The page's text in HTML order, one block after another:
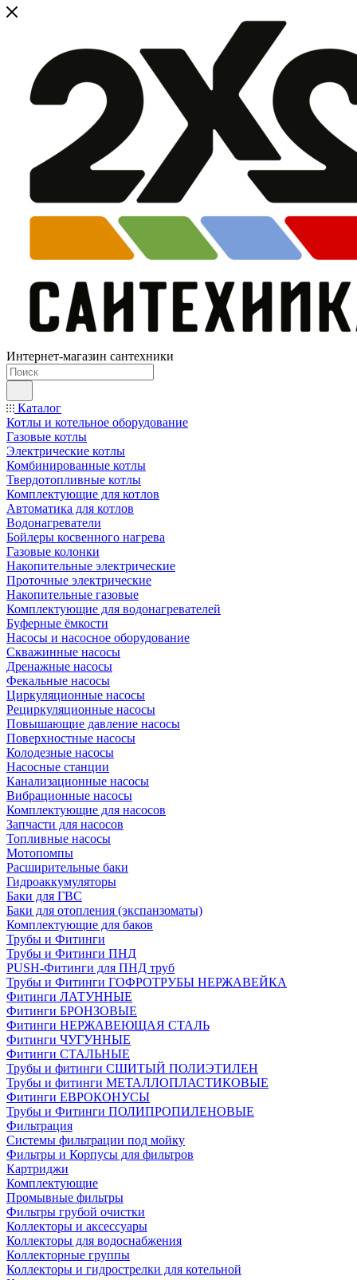
Интернет-магазин сантехники
Каталог
Котлы и котельное оборудование
Газовые котлы
Электрические котлы
Комбинированные котлы
Твердотопливные котлы
Комплектующие для котлов
Автоматика для котлов
Водонагреватели
Бойлеры косвенного нагрева
Газовые колонки
Накопительные электрические
Проточные электрические
Накопительные газовые
Комплектующие для водонагревателей
Буферные ёмкости
Насосы и насосное оборудование
Скважинные насосы
Дренажные насосы
Фекальные насосы
Циркуляционные насосы
Рециркуляционные насосы
Повышающие давление насосы
Поверхностные насосы
Колодезные насосы
Насосные станции
Канализационные насосы
Вибрационные насосы
Комплектующие для насосов
Запчасти для насосов
Топливные насосы
Мотопомпы
Расширительные баки
Гидроаккумуляторы
Баки для ГВС
Баки для отопления (экспанзоматы)
Комплектующие для баков
Трубы и Фитинги
Трубы и Фитинги ПНД
PUSH-Фитинги для ПНД труб
Трубы и Фитинги ГОФРОТРУБЫ НЕРЖАВЕЙКА
Фитинги ЛАТУННЫЕ
Фитинги БРОНЗОВЫЕ
Фитинги НЕРЖАВЕЮЩАЯ СТАЛЬ
Фитинги ЧУГУННЫЕ
Фитинги СТАЛЬНЫЕ
Трубы и фитинги СШИТЫЙ ПОЛИЭТИЛЕН
Трубы и фитинги МЕТАЛЛОПЛАСТИКОВЫЕ
Фитинги ЕВРОКОНУСЫ
Трубы и Фитинги ПОЛИПРОПИЛЕНОВЫЕ
Фильтрация
Системы фильтрации под мойку
Фильтры и Корпусы для фильтров
Картриджи
Комплектующие
Промывные фильтры
Фильтры грубой очистки
Коллекторы и аксессуары
Коллекторы для водоснабжения
Коллекторные группы
Коллекторы и гидрострелки для котельной